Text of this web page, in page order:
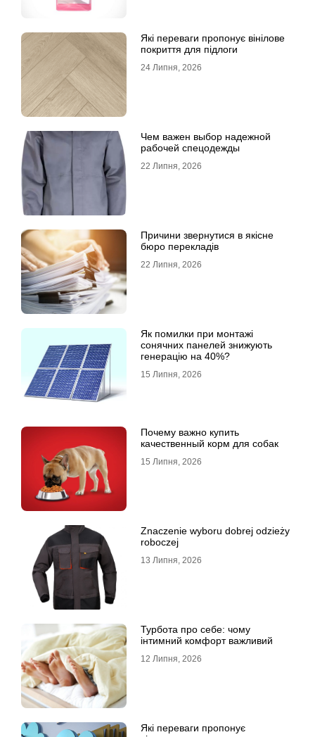
Які переваги пропонує вінілове
покриття для підлоги
24 Липня, 2026
Чем важен выбор надежной
рабочей спецодежды
22 Липня, 2026
Причини звернутися в якісне
бюро перекладів
22 Липня, 2026
Як помилки при монтажі
сонячних панелей знижують
генерацію на 40%?
15 Липня, 2026
Почему важно купить
качественный корм для собак
15 Липня, 2026
Znaczenie wyboru dobrej odzieży
roboczej
13 Липня, 2026
Турбота про себе: чому
інтимний комфорт важливий
12 Липня, 2026
Які переваги пропонує